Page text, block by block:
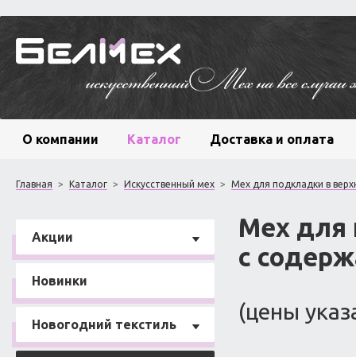
О компании Каталог Доставка и оплата
Главная > Каталог > Искусственный мех > Мех для подкладки в
Акции
Новинки
Новогодний текстиль
Мех для
с
(цены